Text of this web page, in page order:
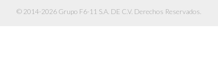
© 2014-2026 Grupo F6-11 S.A. DE C.V. Derechos Reservados.